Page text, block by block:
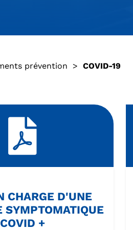
prévention > COVID-19
CHARGE D'UNE
SYMPTOMATIQUE
COVID +